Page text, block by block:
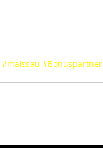
#maissau #Bonuspartner